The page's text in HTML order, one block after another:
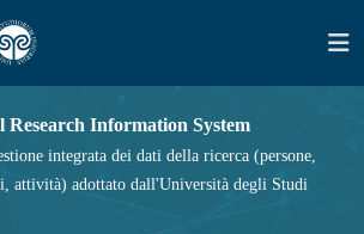
Information System
integrata dei dati della ricerca (persone,
attività) adottato dall'Università degli Studi